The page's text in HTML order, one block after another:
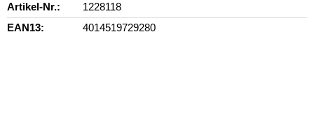
Artikel-Nr.
1228118
EAN13
4014519729280